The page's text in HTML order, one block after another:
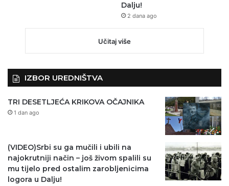
Dalju!
2 dana ago
Učitaj više
IZBOR UREDNIŠTVA
TRI DESETLJEĆA KRIKOVA OČAJNIKA
1 dan ago
(VIDEO)Srbi su ga mučili i ubili na
najokrutniji način – još živom spalili su
mu tijelo pred ostalim zarobljenicima
logora u Dalju!